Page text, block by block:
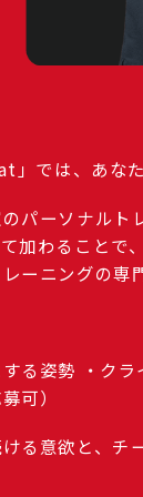
」では、あな
パーソナル
加わることで
ーニングの専
する姿勢 ・ク
可）
る意欲と、チ